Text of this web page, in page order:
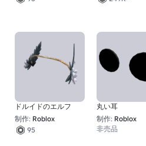
ドルイドのエルフ
制作: Roblox
95
丸い耳
制作: Roblox
非売品